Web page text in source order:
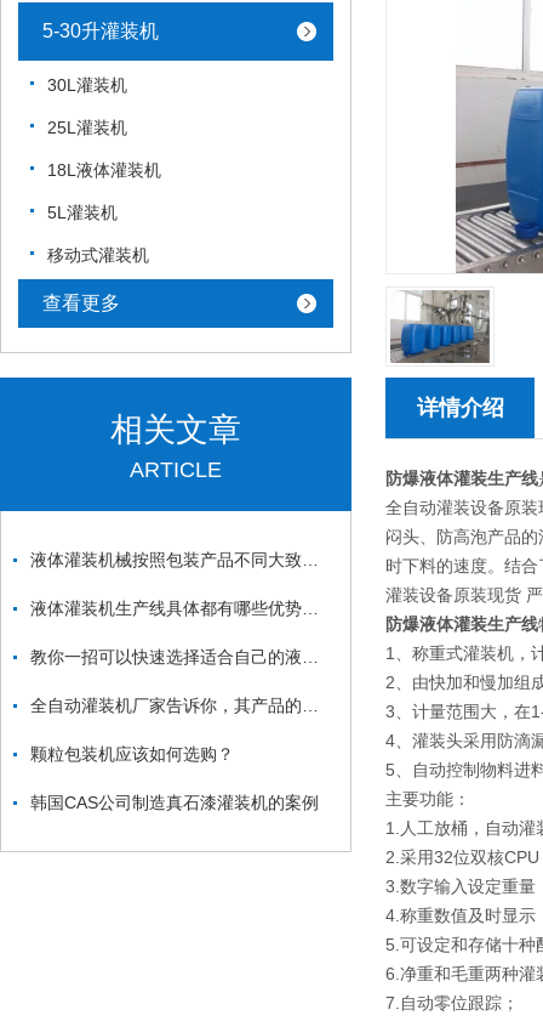
5-30升灌装机
30L灌装机
25L灌装机
18L液体灌装机
5L灌装机
移动式灌装机
查看更多
相关文章
ARTICLE
颗粒包装机应该如何选购？
韩国CAS公司制造真石漆灌装机的案例
详情介绍
防爆液体灌装生产线
全自动灌装设备原
闷头、防高泡产品
时下料的速度。结
灌装设备原装现货
防爆液体灌装生产线
1、称重式灌装机，
2、由快加和慢加组
3、计量范围大，在
4、灌装头采用防滴
5、自动控制物料进
主要功能：
1.人工放桶，自动灌
2.采用32位双核CPU
3.数字输入设定重量
4.称重数值及时显示
5.可设定和存储十种
6.净重和毛重两种灌
7.自动零位跟踪；